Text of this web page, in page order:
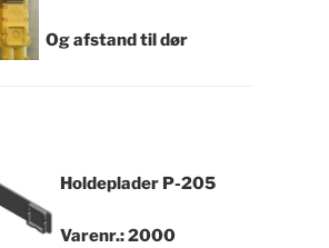
Og afstand til dør
HoldepladerP-205
Varenr.: 2000